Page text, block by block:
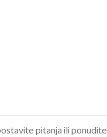
pitanja ili ponudite